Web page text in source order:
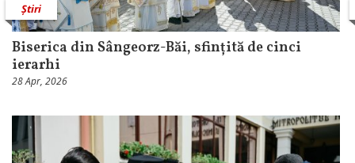
Știri
Biserica din Sângeorz-Băi, sfințită de cinci
ierarhi
28 Apr, 2026